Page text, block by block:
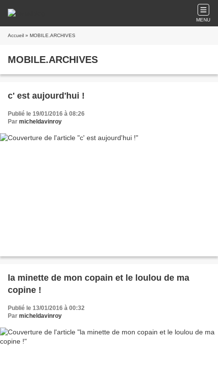
MENU
Accueil » MOBILE.ARCHIVES
MOBILE.ARCHIVES
c' est aujourd'hui !
Publié le 19/01/2016 à 08:26
Par micheldavinroy
la minette de mon copain et le loulou de ma
copine !
Publié le 13/01/2016 à 00:32
Par micheldavinroy